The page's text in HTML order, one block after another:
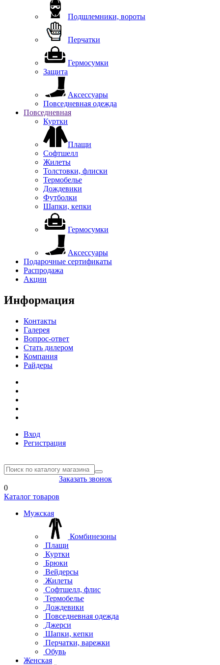
Подшлемники, вороты
Перчатки
Гермосумки
Защита
Аксессуары
Повседневная одежда
Повседневная
Куртки
Плащи
Софтшелл
Жилеты
Толстовки, флиски
Термобелье
Дождевики
Футболки
Шапки, кепки
Гермосумки
Аксессуары
Подарочные сертификаты
Распродажа
Акции
Информация
Контакты
Галерея
Вопрос-ответ
Стать дилером
Компания
Райдеры
Вход
Регистрация
Заказать звонок
0
Каталог товаров
Мужская
Комбинезоны
Плащи
Куртки
Брюки
Вейдерсы
Жилеты
Софтшелл, флис
Термобелье
Дождевики
Повседневная одежда
Джерси
Шапки, кепки
Перчатки, варежки
Обувь
Женская